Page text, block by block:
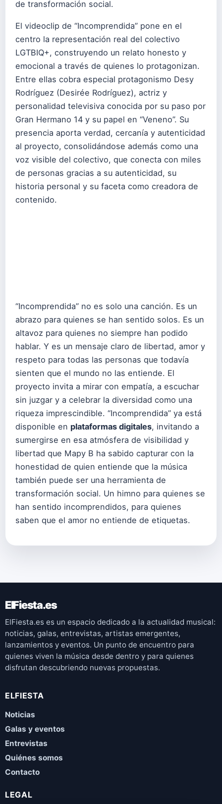
de transformación social.
El videoclip de “Incomprendida” pone en el
centro la representación real del colectivo
LGTBIQ+, construyendo un relato honesto y
emocional a través de quienes lo protagonizan.
Entre ellas cobra especial protagonismo Desy
Rodríguez (Desirée Rodríguez), actriz y
personalidad televisiva conocida por su paso por
Gran Hermano 14 y su papel en “Veneno”. Su
presencia aporta verdad, cercanía y autenticidad
al proyecto, consolidándose además como una
voz visible del colectivo, que conecta con miles
de personas gracias a su autenticidad, su
historia personal y su faceta como creadora de
contenido.
“Incomprendida” no es solo una canción. Es un
abrazo para quienes se han sentido solos. Es un
altavoz para quienes no siempre han podido
hablar. Y es un mensaje claro de libertad, amor y
respeto para todas las personas que todavía
sienten que el mundo no las entiende. El
proyecto invita a mirar con empatía, a escuchar
sin juzgar y a celebrar la diversidad como una
riqueza imprescindible. “Incomprendida” ya está
disponible en plataformas digitales, invitando a
sumergirse en esa atmósfera de visibilidad y
libertad que Mapy B ha sabido capturar con la
honestidad de quien entiende que la música
también puede ser una herramienta de
transformación social. Un himno para quienes se
han sentido incomprendidos, para quienes
saben que el amor no entiende de etiquetas.
ElFiesta.es
ElFiesta.es es un espacio dedicado a la actualidad musical:
noticias, galas, entrevistas, artistas emergentes,
lanzamientos y eventos. Un punto de encuentro para
quienes viven la música desde dentro y para quienes
disfrutan descubriendo nuevas propuestas.
ELFIESTA
Noticias
Galas y eventos
Entrevistas
Quiénes somos
Contacto
LEGAL